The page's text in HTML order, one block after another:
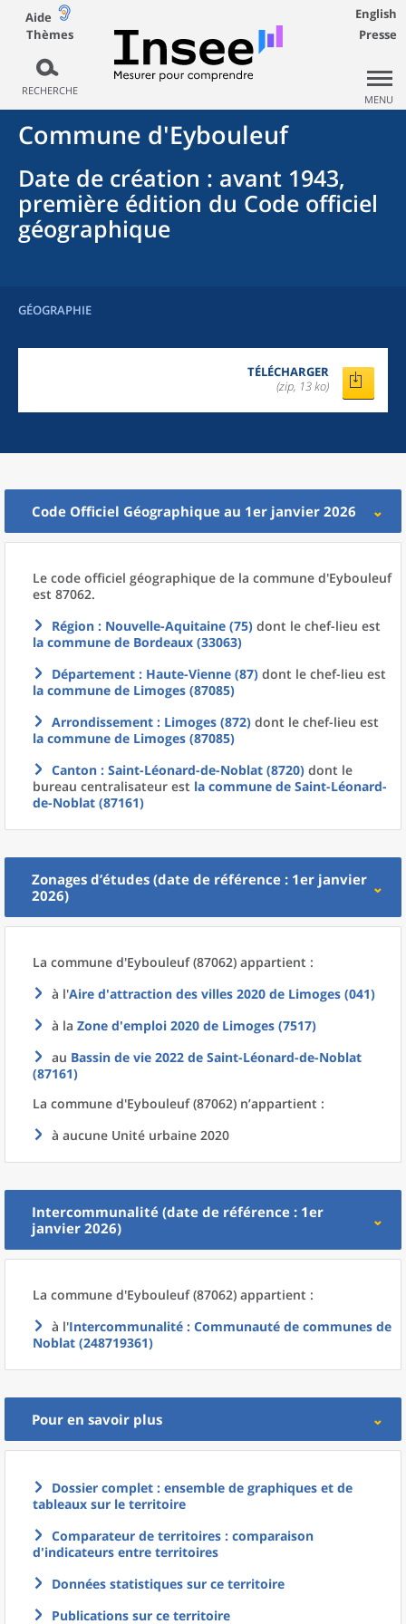
Aide
Thèmes
RECHERCHE
English
Presse
MENU
Commune d'Eybouleuf
Date de création : avant 1943,
première édition du Code officiel
géographique
GÉOGRAPHIE
TÉLÉCHARGER
(zip, 13 ko)
Code Officiel Géographique au 1er janvier 2026
Le code officiel géographique de la commune d'Eybouleuf
est 87062.
Région : Nouvelle-Aquitaine (75) dont le chef-lieu est
la commune de Bordeaux (33063)
Département : Haute-Vienne (87) dont le chef-lieu est
la commune de Limoges (87085)
Arrondissement : Limoges (872) dont le chef-lieu est
la commune de Limoges (87085)
Canton : Saint-Léonard-de-Noblat (8720) dont le
bureau centralisateur est la commune de Saint-Léonard-
de-Noblat (87161)
Zonages d’études (date de référence : 1er janvier
2026)
La commune d'Eybouleuf (87062) appartient :
à l'Aire d'attraction des villes 2020 de Limoges (041)
à la Zone d'emploi 2020 de Limoges (7517)
au Bassin de vie 2022 de Saint-Léonard-de-Noblat
(87161)
La commune d'Eybouleuf (87062) n’appartient :
à aucune Unité urbaine 2020
Intercommunalité (date de référence : 1er
janvier 2026)
La commune d'Eybouleuf (87062) appartient :
à l'Intercommunalité : Communauté de communes de
Noblat (248719361)
Pour en savoir plus
Dossier complet : ensemble de graphiques et de
tableaux sur le territoire
Comparateur de territoires : comparaison
d'indicateurs entre territoires
Données statistiques sur ce territoire
Publications sur ce territoire